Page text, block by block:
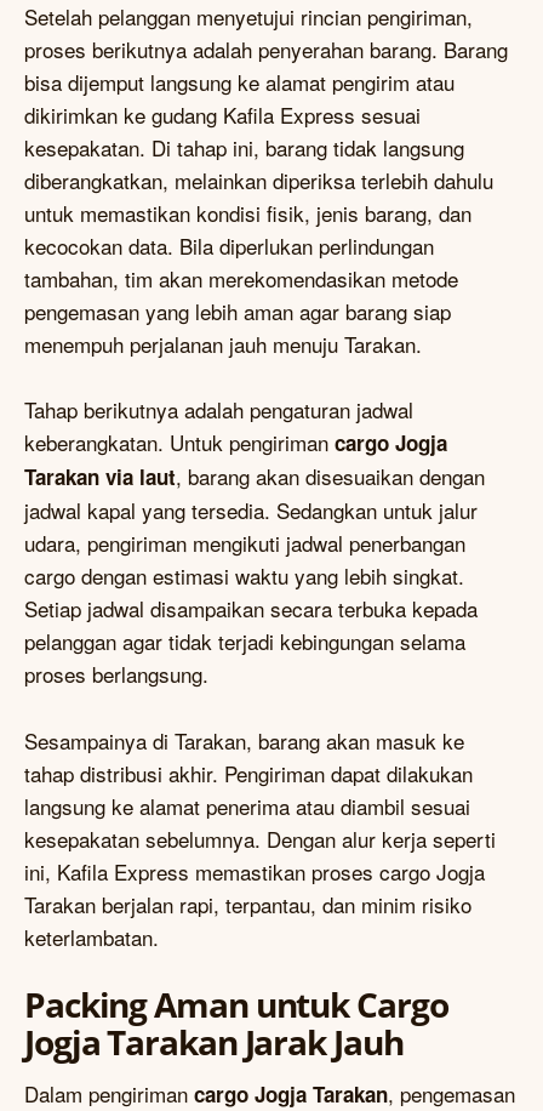
Setelah pelanggan menyetujui rincian pengiriman,
proses berikutnya adalah penyerahan barang. Barang
bisa dijemput langsung ke alamat pengirim atau
dikirimkan ke gudang Kafila Express sesuai
kesepakatan. Di tahap ini, barang tidak langsung
diberangkatkan, melainkan diperiksa terlebih dahulu
untuk memastikan kondisi fisik, jenis barang, dan
kecocokan data. Bila diperlukan perlindungan
tambahan, tim akan merekomendasikan metode
pengemasan yang lebih aman agar barang siap
menempuh perjalanan jauh menuju Tarakan.
Tahap berikutnya adalah pengaturan jadwal
keberangkatan. Untuk pengiriman cargo Jogja
Tarakan via laut, barang akan disesuaikan dengan
jadwal kapal yang tersedia. Sedangkan untuk jalur
udara, pengiriman mengikuti jadwal penerbangan
cargo dengan estimasi waktu yang lebih singkat.
Setiap jadwal disampaikan secara terbuka kepada
pelanggan agar tidak terjadi kebingungan selama
proses berlangsung.
Sesampainya di Tarakan, barang akan masuk ke
tahap distribusi akhir. Pengiriman dapat dilakukan
langsung ke alamat penerima atau diambil sesuai
kesepakatan sebelumnya. Dengan alur kerja seperti
ini, Kafila Express memastikan proses cargo Jogja
Tarakan berjalan rapi, terpantau, dan minim risiko
keterlambatan.
Packing Aman untuk Cargo
Jogja Tarakan Jarak Jauh
Dalam pengiriman cargo Jogja Tarakan, pengemasan